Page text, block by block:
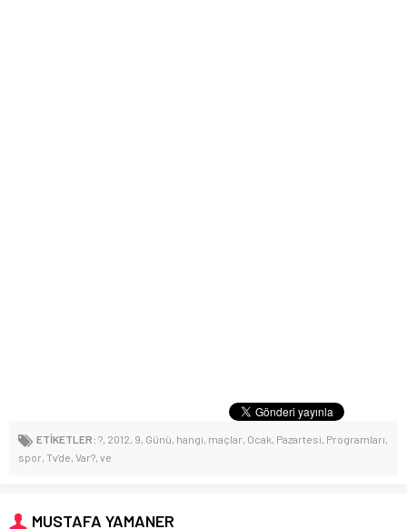
ETİKETLER: ?, 2012, 9, Günü, hangi, maçlar, Ocak, Pazartesi, Programları,
spor, Tv'de, Var?, ve
MUSTAFA YAMANER